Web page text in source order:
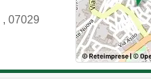
, 07029